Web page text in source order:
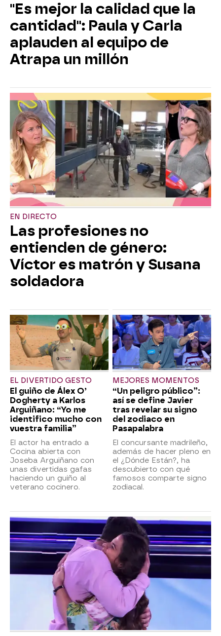
"Es mejor la calidad que la
cantidad": Paula y Carla
aplauden al equipo de
Atrapa un millón
EN DIRECTO
Las profesiones no
entienden de género:
Víctor es matrón y Susana
soldadora
EL DIVERTIDO GESTO
El guiño de Álex O’
Dogherty a Karlos
Arguiñano: “Yo me
identifico mucho con
vuestra familia”
El actor ha entrado a
Cocina abierta con
Joseba Arguiñano con
unas divertidas gafas
haciendo un guiño al
veterano cocinero.
MEJORES MOMENTOS
“Un peligro público”:
así se define Javier
tras revelar su signo
del zodiaco en
Pasapalabra
El concursante madrileño,
además de hacer pleno en
el ¿Dónde Están?, ha
descubierto con qué
famosos comparte signo
zodiacal.